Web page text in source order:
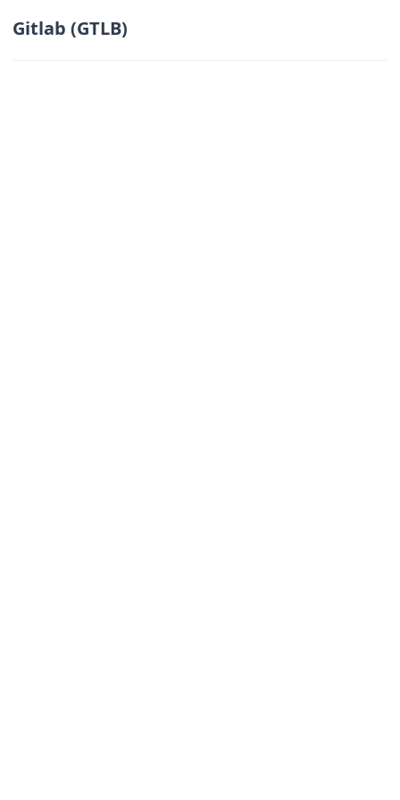
Gitlab (GTLB)